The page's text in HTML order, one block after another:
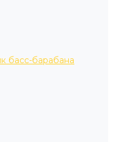
басс-барабана